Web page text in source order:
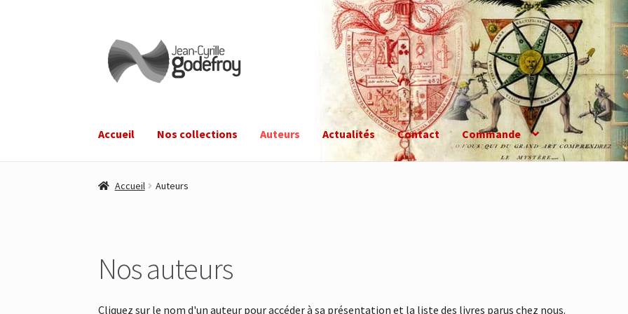
Aller
Aller
au
contenu
Accueil Nos collections Auteurs Actualités Contact Commande
Accueil Auteurs
Nos auteurs
Cliquez sur le nom d'un auteur pour accéder à sa présentation et la liste des livres parus chez nous.